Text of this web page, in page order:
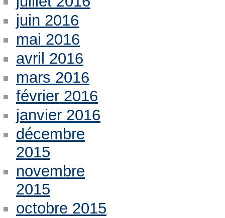
juin 2016
mai 2016
avril 2016
mars 2016
février 2016
janvier 2016
décembre
2015
novembre
2015
octobre 2015